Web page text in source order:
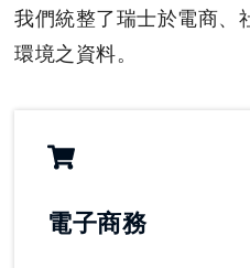
我們統整了瑞士於電商、
環境之資料。
電子商務